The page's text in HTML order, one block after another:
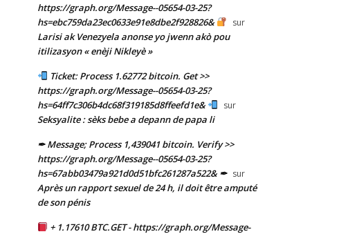
https://graph.org/Message--05654-03-25?
hs=ebc759da23ec0633e91e8dbe2f928826&
sur
Larisi ak Venezyela anonse yo jwenn akò pou
itilizasyon « enèji Nikleyè »
Ticket: Process 1.62772 bitcoin. Get >>
https://graph.org/Message--05654-03-25?
hs=64ff7c306b4dc68f319185d8ffeefd1e&
sur
Seksyalite : sèks bebe a depann de papa li
✒ Message; Process 1,439041 bitcoin. Verify >>
https://graph.org/Message--05654-03-25?
hs=67abb03479a921d0d51bfc261287a522& ✒ sur
Après un rapport sexuel de 24 h, il doit être amputé
de son pénis
+ 1.17610 BTC.GET - https://graph.org/Message-